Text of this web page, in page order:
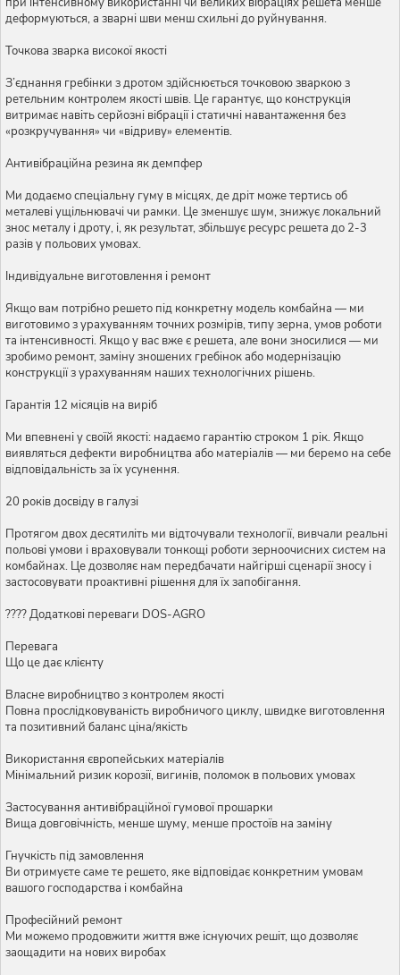
деформуються, а зварні шви менш схильні до руйнування.
Точкова зварка високої якості
З’єднання гребінки з дротом здійснюється точковою зваркою з
ретельним контролем якості швів. Це гарантує, що конструкція
витримає навіть серйозні вібрації і статичні навантаження без
«розкручування» чи «відриву» елементів.
Антивібраційна резина як демпфер
Ми додаємо спеціальну гуму в місцях, де дріт може тертись об
металеві ущільнювачі чи рамки. Це зменшує шум, знижує локальний
знос металу і дроту, і, як результат, збільшує ресурс решета до 2-3
разів у польових умовах.
Індивідуальне виготовлення і ремонт
Якщо вам потрібно решето під конкретну модель комбайна — ми
виготовимо з урахуванням точних розмірів, типу зерна, умов роботи
та інтенсивності. Якщо у вас вже є решета, але вони зносилися — ми
зробимо ремонт, заміну зношених гребінок або модернізацію
конструкції з урахуванням наших технологічних рішень.
Гарантія 12 місяців на виріб
Ми впевнені у своїй якості: надаємо гарантію строком 1 рік. Якщо
виявляться дефекти виробництва або матеріалів — ми беремо на себе
відповідальність за їх усунення.
20 років досвіду в галузі
Протягом двох десятиліть ми відточували технології, вивчали реальні
польові умови і враховували тонкощі роботи зерноочисних систем на
комбайнах. Це дозволяє нам передбачати найгірші сценарії зносу і
застосовувати проактивні рішення для їх запобігання.
???? Додаткові переваги DOS-AGRO
Перевага
Що це дає клієнту
Власне виробництво з контролем якості
Повна прослідковуваність виробничого циклу, швидке виготовлення
та позитивний баланс ціна/якість
Використання європейських матеріалів
Мінімальний ризик корозії, вигинів, поломок в польових умовах
Застосування антивібраційної гумової прошарки
Вища довговічність, менше шуму, менше простоїв на заміну
Гнучкість під замовлення
Ви отримуєте саме те решето, яке відповідає конкретним умовам
вашого господарства і комбайна
Професійний ремонт
Ми можемо продовжити життя вже існуючих решіт, що дозволяє
заощадити на нових виробах